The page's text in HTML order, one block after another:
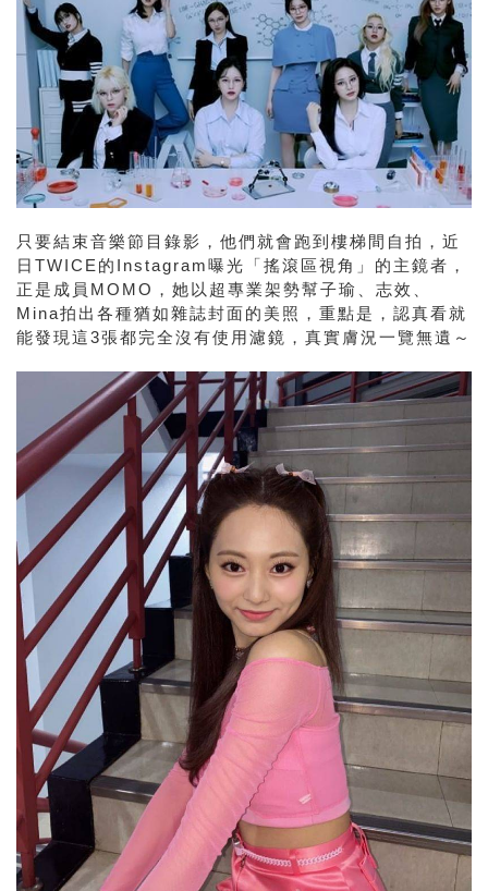
只要結束音樂節目錄影，他們就會跑到樓梯間自拍，近
日 TWICE 的 Instagram曝光「搖滾區視角」的主鏡者，
正是成員 MOMO ，她以超專業架勢幫子瑜、志效、
Mina拍出各種猶如雜誌封面的美照，重點是，認真看就
能發現這3張都完全沒有使用濾鏡，真實膚況一覽無遺～